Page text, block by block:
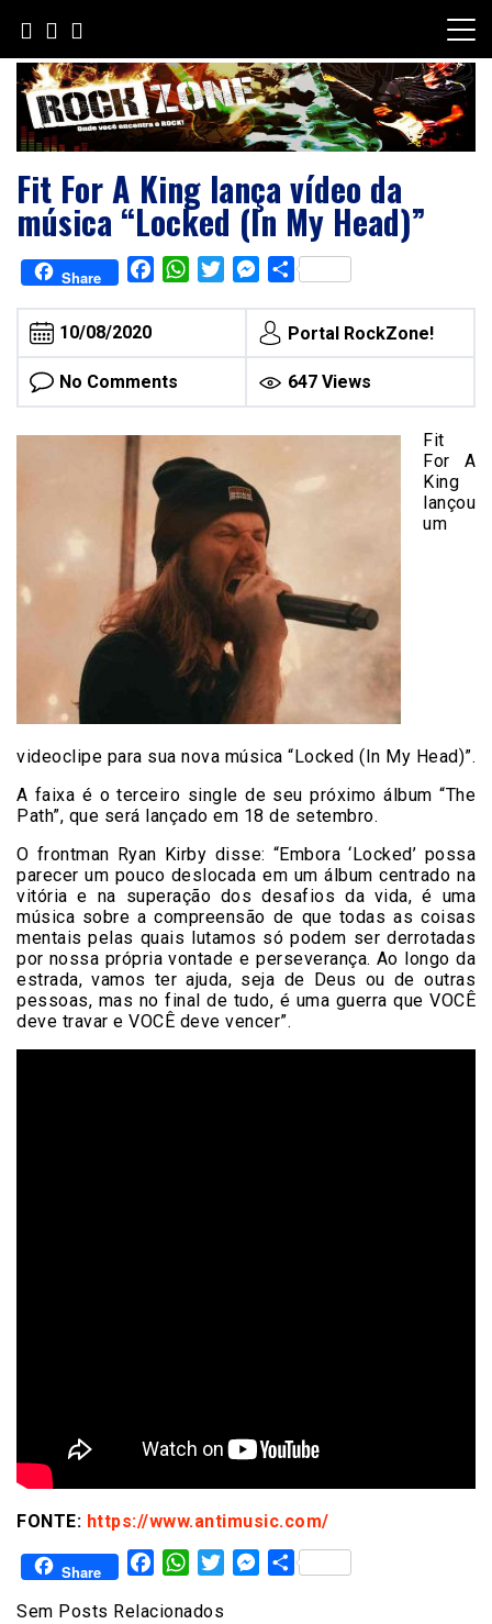
content
Fit For A King lança vídeo da
música “Locked (In My Head)”
Share FacebookWhatsAppTwitterMessenger
Share
10/08/2020 Portal RockZone!
No Comments 647 Views
Fit
For A
King
lançou
um
videoclipe para sua nova música “Locked (In My Head)”.
A faixa é o terceiro single de seu próximo álbum “The
Path”, que será lançado em 18 de setembro.
O frontman Ryan Kirby disse: “Embora ‘Locked’ possa
parecer um pouco deslocada em um álbum centrado na
vitória e na superação dos desafios da vida, é uma
música sobre a compreensão de que todas as coisas
mentais pelas quais lutamos só podem ser derrotadas
por nossa própria vontade e perseverança. Ao longo da
estrada, vamos ter ajuda, seja de Deus ou de outras
pessoas, mas no final de tudo, é uma guerra que VOCÊ
deve travar e VOCÊ deve vencer”.
FONTE: https://www.antimusic.com/
Share FacebookWhatsAppTwitterMessenger
Share
Sem Posts Relacionados